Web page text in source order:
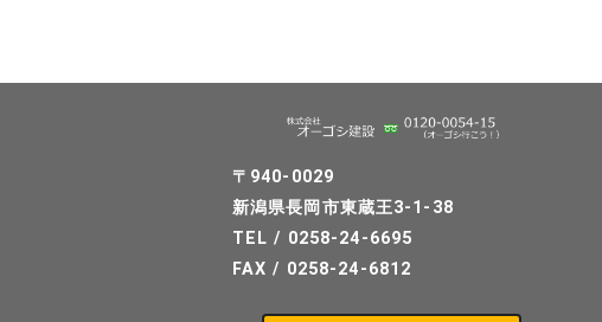
〒940-0029
新潟県長岡市東蔵王3-1-38
TEL / 0258-24-6695
FAX / 0258-24-6812